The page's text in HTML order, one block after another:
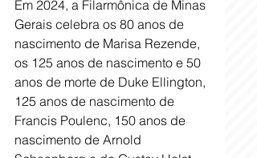
Em 2024, a Filarmônica de Minas
Gerais celebra os 80 anos de
nascimento de Marisa Rezende,
os 125 anos de nascimento e 50
anos de morte de Duke Ellington,
125 anos de nascimento de
Francis Poulenc, 150 anos de
nascimento de Arnold